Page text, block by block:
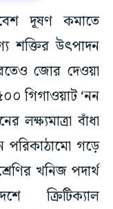
দূষণ কমাতে
শক্তির উৎপাদন
জোর দেওয়া
গিগাওয়াট ‘নন
লক্ষ্যমাত্রা বাঁধা
গড়ে
খনিজ পদার্থ
ক্রিটিক্যাল